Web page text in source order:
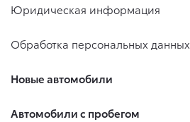
Юридическая информация
Обработка персональных данных
Новые автомобили
Автомобили с пробегом